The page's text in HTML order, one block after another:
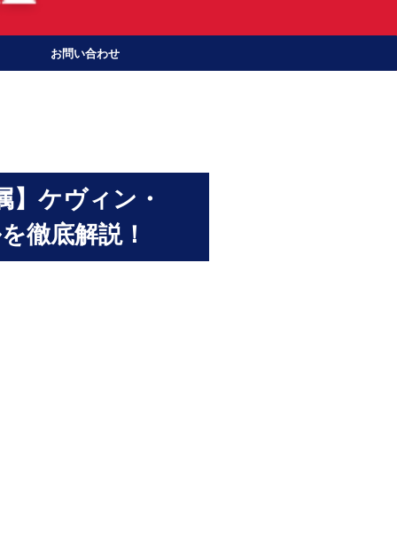
お問い合わせ
】ケヴィン・
徹底解説！